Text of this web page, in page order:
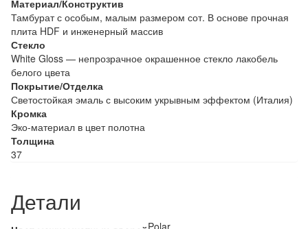
Материал/Конструктив
Тамбурат с особым, малым размером сот. В основе прочная
плита HDF и инженерный массив
Стекло
White Gloss — непрозрачное окрашенное стекло лакобель
белого цвета
Покрытие/Отделка
Светостойкая эмаль с высоким укрывным эффектом (Италия)
Кромка
Эко-материал в цвет полотна
Толщина
37
Детали
Polar